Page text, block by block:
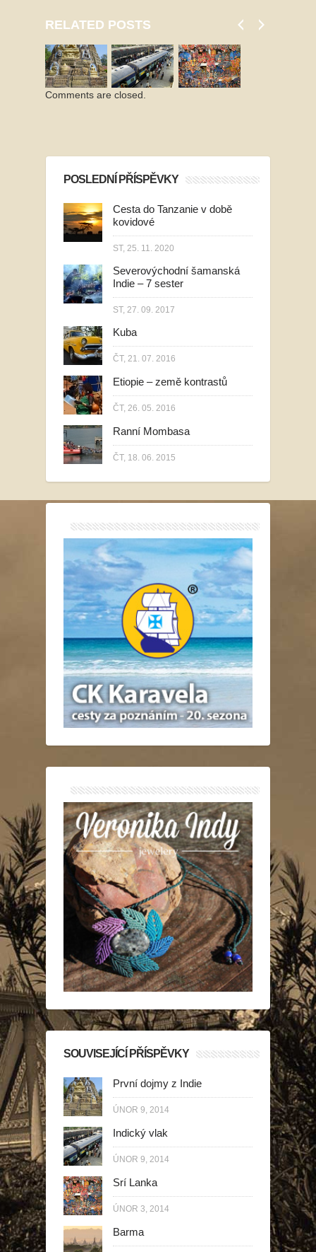
RELATED POSTS
Comments are closed.
POSLEDNÍ PŘÍSPĚVKY
Cesta do Tanzanie v době
kovidové
ST, 25. 11. 2020
Severovýchodní šamanská
Indie – 7 sester
ST, 27. 09. 2017
Kuba
ČT, 21. 07. 2016
Etiopie – země kontrastů
ČT, 26. 05. 2016
Ranní Mombasa
ČT, 18. 06. 2015
SOUVISEJÍCÍ PŘÍSPĚVKY
První dojmy z Indie
ÚNOR 9, 2014
Indický vlak
ÚNOR 9, 2014
Srí Lanka
ÚNOR 3, 2014
Barma